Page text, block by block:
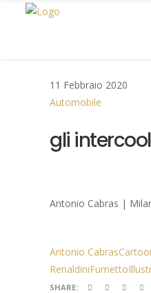
11 Febbraio 2020
Automobile
gli
Antonio Cabras |
Antonio Cabras
RenaldiniFumetto
SHARE: